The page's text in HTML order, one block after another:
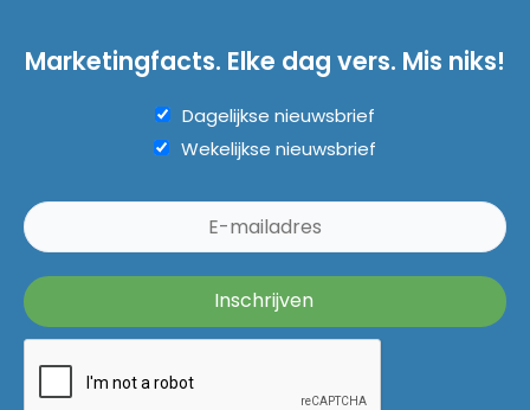
Marketingfacts. Elke dag vers. Mis niks!
Dagelijkse nieuwsbrief
Wekelijkse nieuwsbrief